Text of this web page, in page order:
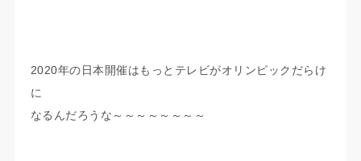
2020年の日本開催はもっとテレビがオリンピックだらけ
に
なるんだろうな～～～～～～～～